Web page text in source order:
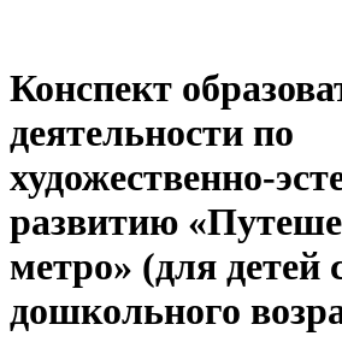
Конспект
деятельности по
художественно-
развитию
метро» (для детей
дошкольного